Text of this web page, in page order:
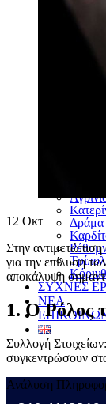
Βόλος
Δράμα
ΣΥΧΝΕΣ
ΝΕΑ
12 Οκτ
Στην
για την επίλυση
αποκάλυψη
1. Ο Ρόλος
Συλλογή
συγκεντρώσουν
Ανάλυση